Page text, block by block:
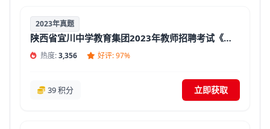
2023年真题
陕西省宜川中学教育集团2023年教师招聘考试《教育理论》真题精选汇总【答案】
热度:3,356 好评: 97%
39 积分 立即获取